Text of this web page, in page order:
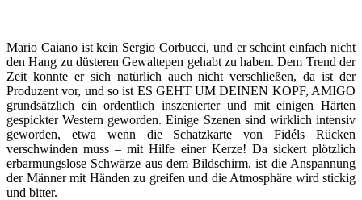
Mario Caiano ist kein Sergio Corbucci, und er scheint einfach nicht
den Hang zu düsteren Gewaltepen gehabt zu haben. Dem Trend der
Zeit konnte er sich natürlich auch nicht verschließen, da ist der
Produzent vor, und so ist ES GEHT UM DEINEN KOPF, AMIGO
grundsätzlich ein ordentlich inszenierter und mit einigen Härten
gespickter Western geworden. Einige Szenen sind wirklich intensiv
geworden, etwa wenn die Schatzkarte von Fidéls Rücken
verschwinden muss – mit Hilfe einer Kerze! Da sickert plötzlich
erbarmungslose Schwärze aus dem Bildschirm, ist die Anspannung
der Männer mit Händen zu greifen und die Atmosphäre wird stickig
und bitter.